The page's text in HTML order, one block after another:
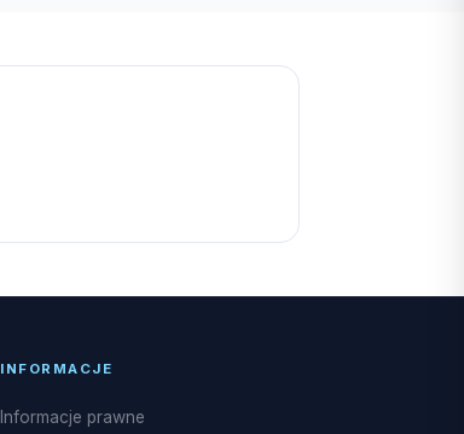
INFORMACJE
Informacje prawne